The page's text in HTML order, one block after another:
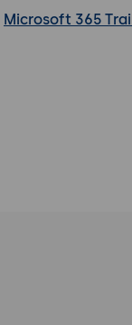
Microsoft 365